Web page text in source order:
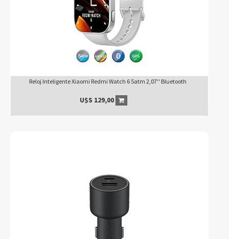
Reloj Inteligente Xiaomi Redmi Watch 6 5atm 2,07'' Bluetooth
U$S 129,00